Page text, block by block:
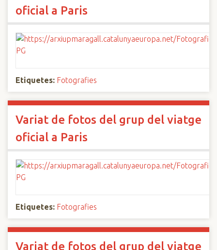
oficial a Paris
Etiquetes: Fotografies
Variat de fotos del grup del viatge
oficial a Paris
Etiquetes: Fotografies
Variat de fotos del grup del viatge